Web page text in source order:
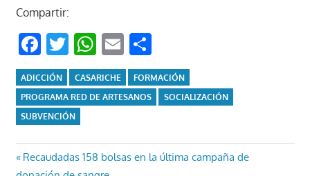
Compartir:
Facebook
Twitter
WhatsApp
EmailCompartir
ADICCIÓN CASARICHE
FORMACIÓN
PROGRAMA RED DE ARTESANOS
SOCIALIZACIÓN
SUBVENCIÓN
Navegación
Entrada
Recaudadas 158 bolsas en la última campaña de